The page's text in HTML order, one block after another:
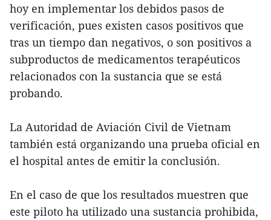
hoy en implementar los debidos pasos de
verificación, pues existen casos positivos que
tras un tiempo dan negativos, o son positivos a
subproductos de medicamentos terapéuticos
relacionados con la sustancia que se está
probando.
La Autoridad de Aviación Civil de Vietnam
también está organizando una prueba oficial en
el hospital antes de emitir la conclusión.
En el caso de que los resultados muestren que
este piloto ha utilizado una sustancia prohibida,